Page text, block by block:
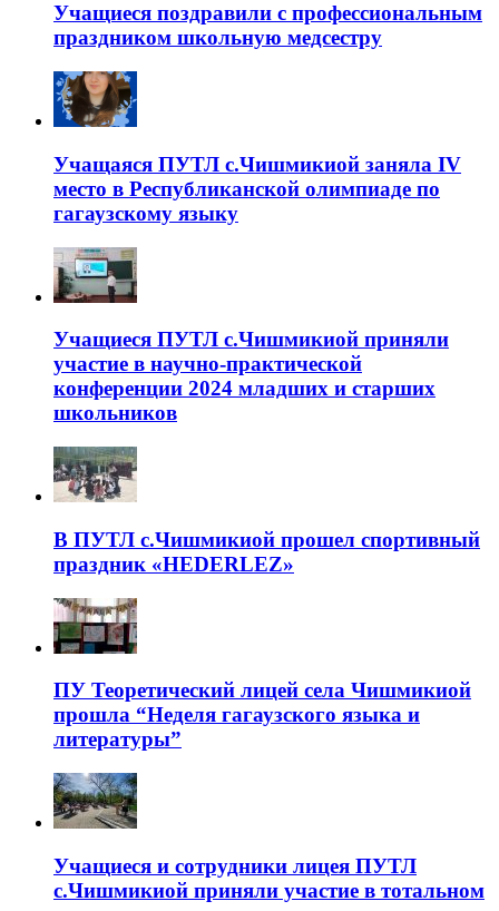
Учащиеся поздравили с профессиональным
праздником школьную медсестру
Учащаяся ПУТЛ с.Чишмикиой заняла IV
место в Республиканской олимпиаде по
гагаузскому языку
Учащиеся ПУТЛ с.Чишмикиой приняли
участие в научно-практической
конференции 2024 младших и старших
школьников
В ПУТЛ с.Чишмикиой прошел спортивный
праздник «HEDERLEZ»
ПУ Теоретический лицей села Чишмикиой
прошла “Неделя гагаузского языка и
литературы”
Учащиеся и сотрудники лицея ПУТЛ
с.Чишмикиой приняли участие в тотальном